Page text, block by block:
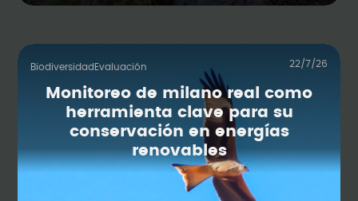
Biodiversidad Evaluación 22/7/26
Monitoreo de milano real como
herramienta clave para su
conservación en energías
renovables